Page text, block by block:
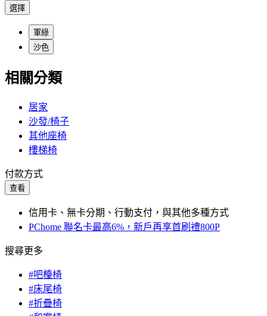
選擇
軍綠
沙色
相關分類
居家
沙發/椅子
其他座椅
樓梯椅
付款方式
查看
信用卡、無卡分期、行動支付，與其他多種方式
PChome 聯名卡最高6%，新戶再享首刷禮800P
搜尋更多
#吧檯椅
#床尾椅
#折疊椅